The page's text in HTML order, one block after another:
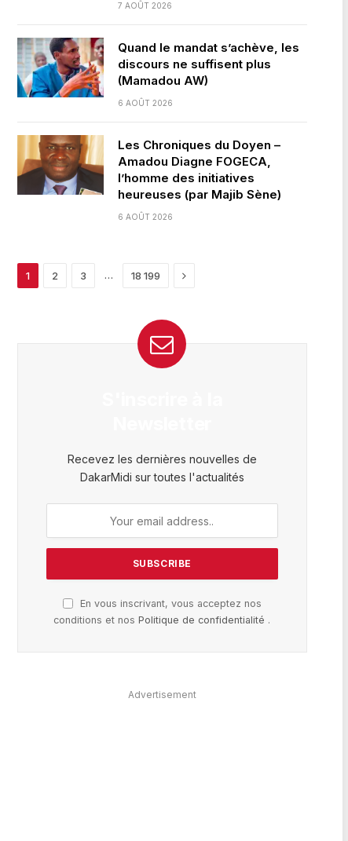
7 AOÛT 2026
Quand le mandat s’achève, les
discours ne suffisent plus
(Mamadou AW)
6 AOÛT 2026
Les Chroniques du Doyen –
Amadou Diagne FOGECA,
l’homme des initiatives
heureuses (par Majib Sène)
6 AOÛT 2026
1 2 3 … 18 199 Next
Recevez les dernières nouvelles de
DakarMidi sur toutes l'actualités
En vous inscrivant, vous acceptez nos
conditions et nosPolitique de confidentialité .
Advertisement